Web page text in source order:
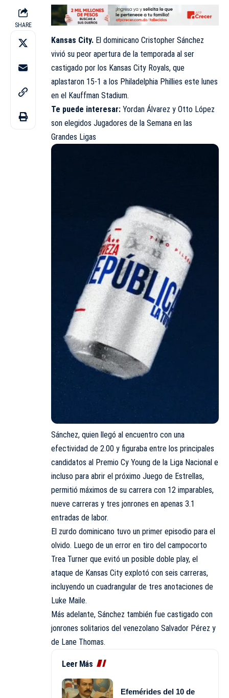
SHARE
Kansas City. El dominicano Cristopher Sánchez
vivió su peor apertura de la temporada al ser
castigado por los Kansas City Royals, que
aplastaron 15-1 a los Philadelphia Phillies este lunes
en el Kauffman Stadium.
Te puede interesar: Yordan Álvarez y Otto López
son elegidos Jugadores de la Semana en las
Grandes Ligas
Sánchez, quien llegó al encuentro con una
efectividad de 2.00 y figuraba entre los principales
candidatos al Premio Cy Young de la Liga Nacional e
incluso para abrir el próximo Juego de Estrellas,
permitió máximos de su carrera con 12 imparables,
nueve carreras y tres jonrones en apenas 3.1
entradas de labor.
El zurdo dominicano tuvo un primer episodio para el
olvido. Luego de un error en tiro del campocorto
Trea Turner que evitó un posible doble play, el
ataque de Kansas City explotó con seis carreras,
incluyendo un cuadrangular de tres anotaciones de
Luke Maile.
Más adelante, Sánchez también fue castigado con
jonrones solitarios del venezolano Salvador Pérez y
de Lane Thomas.
Leer Más
Efemérides del 10 de